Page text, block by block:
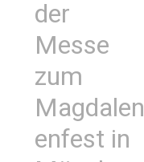
der
Messe
zum
Magdalen
enfest in